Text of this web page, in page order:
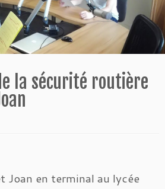
la sécurité routière
Joan en terminal au lycée